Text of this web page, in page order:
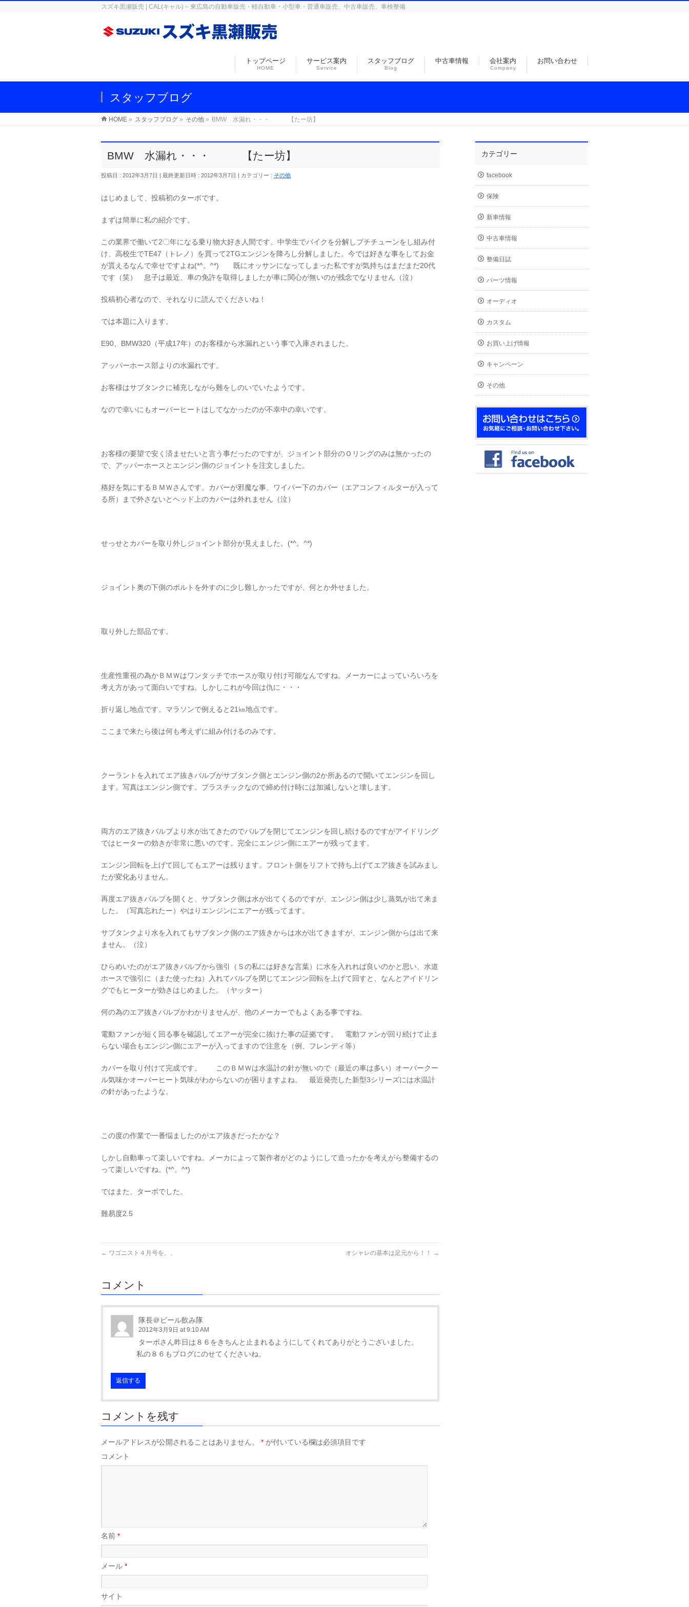
スズキ黒瀬販売 | CAL(キャル) – 東広島の自動車販売・軽自動車・小型車・普通車販売、中古車販売、車検整備
トップページ
HOME
サービス案内
Service
スタッフブログ
Blog
中古車情報 会社案内
Company
お問い合わせ
スタッフブログ
HOME » スタッフブログ » その他 » BMW 水漏れ・・・ 【たー坊】
BMW 水漏れ・・・ 【たー坊】
投稿日 : 2012年3月7日 最終更新日時 : 2012年3月7日 カテゴリー : その他
はじめまして、投稿初のターボです。
まずは簡単に私の紹介です。
この業界で働いて2〇年になる乗り物大好き人間です。中学生でバイクを分解しプチチューンをし組み付
け、高校生でTE47（トレノ）を買って2TGエンジンを降ろし分解しました。今では好きな事をしてお金
が貰えるなんで幸せですよね(*^。^*) 既にオッサンになってしまった私ですが気持ちはまだまだ20代
です（笑） 息子は最近、車の免許を取得しましたが車に関心が無いのが残念でなりません（泣）
投稿初心者なので、それなりに読んでくださいね！
では本題に入ります。
E90、BMW320（平成17年）のお客様から水漏れという事で入庫されました。
アッパーホース部よりの水漏れです。
お客様はサブタンクに補充しながら難をしのいでいたようです。
なので幸いにもオーバーヒートはしてなかったのが不幸中の幸いです。
お客様の要望で安く済ませたいと言う事だったのですが、ジョイント部分のＯリングのみは無かったの
で、アッパーホースとエンジン側のジョイントを注文しました。
格好を気にするＢＭＷさんです。カバーが邪魔な事、ワイパー下のカバー（エアコンフィルターが入って
る所）まで外さないとヘッド上のカバーは外れません（泣）
せっせとカバーを取り外しジョイント部分が見えました。(*^。^*)
ジョイント奥の下側のボルトを外すのに少し難しかったですが、何とか外せました。
取り外した部品です。
生産性重視の為かＢＭＷはワンタッチでホースが取り付け可能なんですね。メーカーによっていろいろを
考え方があって面白いですね。しかしこれが今回は仇に・・・
折り返し地点です。マラソンで例えると21㎞地点です。
ここまで来たら後は何も考えずに組み付けるのみです。
クーラントを入れてエア抜きバルブがサブタンク側とエンジン側の2か所あるので開いてエンジンを回し
ます。写真はエンジン側です。プラスチックなので締め付け時には加減しないと壊します。
両方のエア抜きバルブより水が出てきたのでバルブを閉じてエンジンを回し続けるのですがアイドリング
ではヒーターの効きが非常に悪いのです。完全にエンジン側にエアーが残ってます。
エンジン回転を上げて回してもエアーは残ります。フロント側をリフトで持ち上げてエア抜きを試みまし
たが変化ありません。
再度エア抜きバルブを開くと、サブタンク側は水が出てくるのですが、エンジン側は少し蒸気が出て来ま
した。（写真忘れたー）やはりエンジンにエアーが残ってます。
サブタンクより水を入れてもサブタンク側のエア抜きからは水が出てきますが、エンジン側からは出て来
ません。（泣）
ひらめいたのがエア抜きバルブから強引（Ｓの私には好きな言葉）に水を入れれば良いのかと思い、水道
ホースで強引に（また使ったね）入れてバルブを閉じてエンジン回転を上げて回すと、なんとアイドリン
グでもヒーターが効きはじめました。（ヤッター）
何の為のエア抜きバルブかわかりませんが、他のメーカーでもよくある事ですね。
電動ファンが短く回る事を確認してエアーが完全に抜けた事の証拠です。 電動ファンが回り続けて止ま
らない場合もエンジン側にエアーが入ってますので注意を（例、フレンディ等）
カバーを取り付けて完成です。 このＢＭＷは水温計の針が無いので（最近の車は多い）オーバークー
ル気味かオーバーヒート気味がわからないのが困りますよね。 最近発売した新型3シリーズには水温計
の針があったような。
この度の作業で一番悩ましたのがエア抜きだったかな？
しかし自動車って楽しいですね。メーカによって製作者がどのようにして造ったかを考えがら整備するの
って楽しいですね。(*^。^*)
ではまた、ターボでした。
難易度2.5
← ワゴニスト４月号を。。 オシャレの基本は足元から！！ →
コメント
隊長＠ビール飲み隊
2012年3月9日 at 9:10 AM
ターボさん昨日は８６をきちんと止まれるようにしてくれてありがとうございました。
私の８６もブログにのせてくださいね。
返信する
コメントを残す
メールアドレスが公開されることはありません。 * が付いている欄は必須項目です
コメント
名前 *
メール *
サイト
カテゴリー
facebook
保険
新車情報
中古車情報
整備日誌
パーツ情報
オーディオ
カスタム
お買い上げ情報
キャンペーン
その他